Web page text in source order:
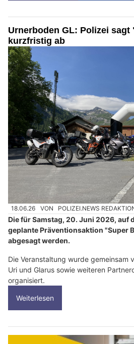
Urnerboden GL: Polizei sagt
kurzfristig ab
18.06.26 VON POLIZEI.NEWS
Die für Samstag, 20. Juni 2026, auf
geplante Präventionsaktion "Super
abgesagt werden.
Die Veranstaltung wurde gemeinsam
Uri und Glarus sowie weiteren
organisiert.
Weiterlesen